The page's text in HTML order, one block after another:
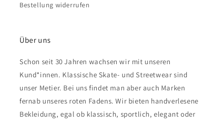
Bestellung widerrufen
Über uns
Schon seit 30 Jahren wachsen wir mit unseren
Kund*innen. Klassische Skate- und Streetwear sind
unser Metier. Bei uns findet man aber auch Marken
fernab unseres roten Fadens. Wir bieten handverlesene
Bekleidung, egal ob klassisch, sportlich, elegant oder